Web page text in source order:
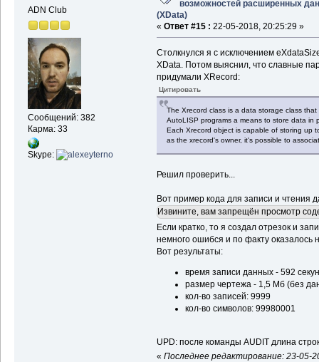
ADN Club
Сообщений: 382
Карма: 33
Skype:
возможностей расширенных
(XData)
« Ответ #15 : 22-05-2018, 20:25:29 »
Столкнулся я c исключением
XData. Потом выяснил, что славные
придумали XRecord:
Цитировать
The Xrecord class is a data storage class
AutoLISP programs a means to store data in
Each Xrecord object is capable of storing up
as the xrecord's owner, it's possible to
Решил проверить...
Вот пример кода для записи и чтения
Извините, вам запрещён просмотр
Если кратко, то я создал отрезок и
немного ошибся и по факту
Вот результаты:
время записи данных - 592
размер чертежа - 1,5 Мб (без
кол-во записей: 9999
кол-во символов: 99980001
UPD: после команды AUDIT длина
« Последнее редактирование: 23-05-